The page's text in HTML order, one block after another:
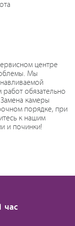
центре
Мы
обязательно
камеры
порядке, при
к нашим
и починки!
час